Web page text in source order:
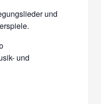
und
und